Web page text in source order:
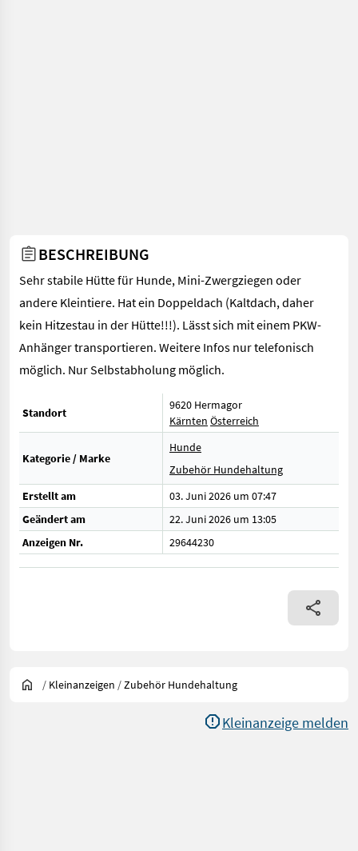
BESCHREIBUNG
Sehr stabile Hütte für Hunde, Mini-Zwergziegen oder
andere Kleintiere. Hat ein Doppeldach (Kaltdach, daher
kein Hitzestau in der Hütte!!!). Lässt sich mit einem PKW-
Anhänger transportieren. Weitere Infos nur telefonisch
möglich. Nur Selbstabholung möglich.
Standort
9620 Hermagor
Kärnten Österreich
Kategorie / Marke
Hunde
Zubehör Hundehaltung
Erstellt am
03. Juni 2026 um 07:47
Geändert am
22. Juni 2026 um 13:05
Anzeigen Nr.
29644230
/ Kleinanzeigen /Zubehör Hundehaltung
Kleinanzeige melden